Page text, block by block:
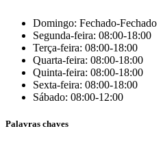
Domingo: Fechado-Fechado
Segunda-feira: 08:00-18:00
Terça-feira: 08:00-18:00
Quarta-feira: 08:00-18:00
Quinta-feira: 08:00-18:00
Sexta-feira: 08:00-18:00
Sábado: 08:00-12:00
Palavras chaves